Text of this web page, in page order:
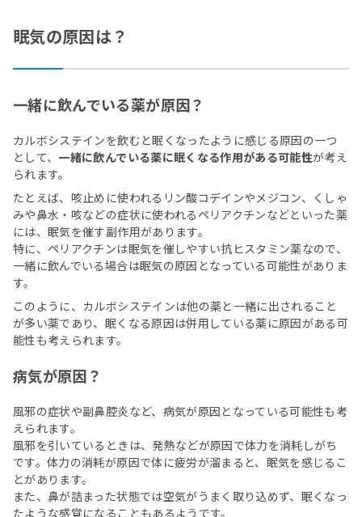
眠気の原因は？
一緒に飲んでいる薬が原因？
カルボシステインを飲むと眠くなったように感じる原因の一つ
として、 一緒に飲んでいる薬に眠くなる作用がある可能性が考え
られます。
たとえば、咳止めに使われるリン酸コデインやメジコン、くしゃ
みや鼻水・咳などの症状に使われるペリアクチンなどといった薬
には、眠気を催す副作用があります。
特に、ペリアクチンは眠気を催しやすい抗ヒスタミン薬なので、
一緒に飲んでいる場合は眠気の原因となっている可能性がありま
す。
このように、カルボシステインは他の薬と一緒に出されること
が多い薬であり、眠くなる原因は併用している薬に原因がある可
能性も考えられます。
病気が原因？
風邪の症状や副鼻腔炎など、病気が原因となっている可能性も考
えられます。
風邪を引いているときは、発熱などが原因で体力を消耗しがち
です。体力の消耗が原因で体に疲労が溜まると、眠気を感じるこ
とがあります。
また、鼻が詰まった状態では空気がうまく取り込めず、眠くなっ
たような感覚になることもあるようです。